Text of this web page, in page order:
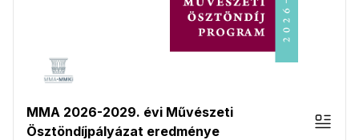
MMA 2026-2029. évi Művészeti
Ösztöndíjpályázat eredménye